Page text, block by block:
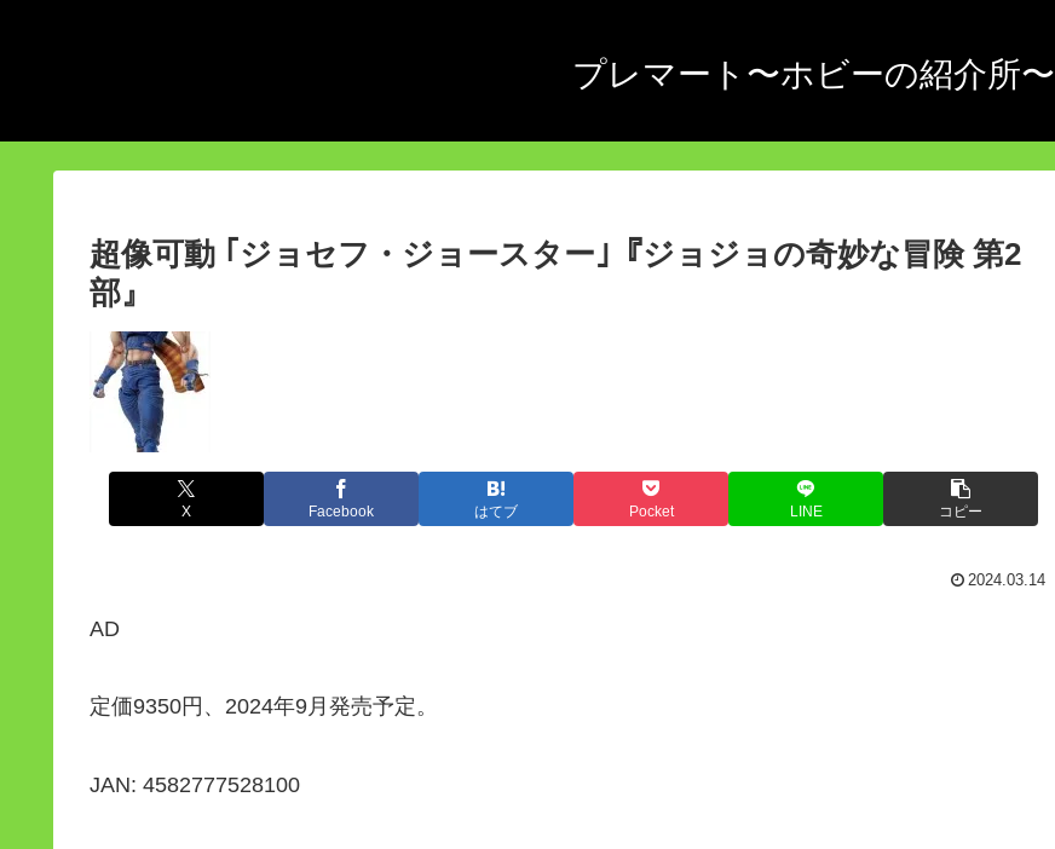
プレマート〜ホビーの紹介所〜
超像可動 ｢ジョセフ・ジョースター｣『ジョジョの奇妙な冒険 第2
部』
X Facebook はてブ Pocket LINE コピー
2024.03.14
AD
定価9350円、2024年9月発売予定。
JAN: 4582777528100